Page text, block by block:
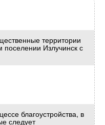
территории
поселении Излучинск с
благоустройства, в
следует